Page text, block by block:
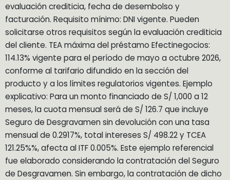
evaluación crediticia, fecha de desembolso y
facturación. Requisito mínimo: DNI vigente. Pueden
solicitarse otros requisitos según la evaluación crediticia
del cliente. TEA máxima del préstamo Efectinegocios:
114.13% vigente para el período de mayo a octubre 2026,
conforme al tarifario difundido en la sección del
producto y a los límites regulatorios vigentes. Ejemplo
explicativo: Para un monto financiado de S/ 1,000 a 12
meses, la cuota mensual será de S/ 126.7 que incluye
Seguro de Desgravamen sin devolución con una tasa
mensual de 0.2917%, total intereses S/ 498.22 y TCEA
121.25%%, afecta al ITF 0.005%. Este ejemplo referencial
fue elaborado considerando la contratación del Seguro
de Desgravamen. Sin embargo, la contratación de dicho